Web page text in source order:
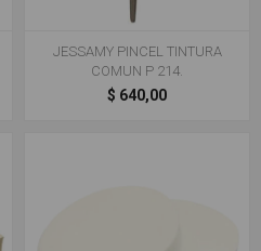
JESSAMY PINCEL TINTURA
COMUN P 214.
$ 640,00